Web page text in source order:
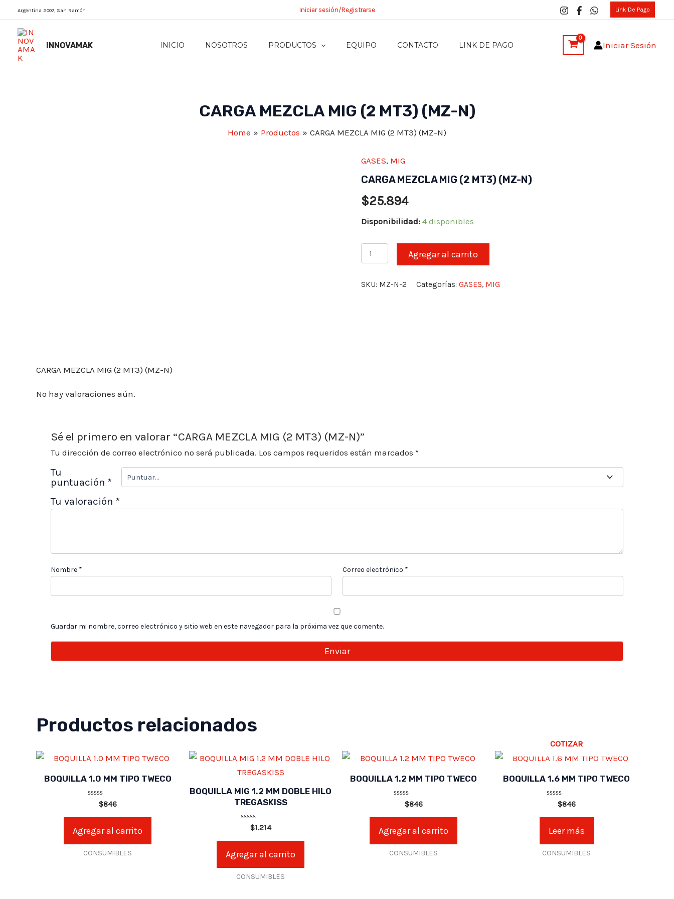
content
Argentina 2007, San Ramón Iniciar sesión/Registrarse Link De Pago
INNOVAMAK INICIO NOSOTROS PRODUCTOS EQUIPO CONTACTO LINK DE PAGO Iniciar Sesión
CARGA MEZCLA MIG (2 MT3) (MZ-N)
Home Productos CARGA MEZCLA MIG (2 MT3) (MZ-N)
GASES, MIG
CARGA MEZCLA MIG (2 MT3) (MZ-N)
$25.894
Disponibilidad: 4 disponibles
CARGA
MEZCLA
MT3)
Agregar al carrito
SKU: MZ-N-2 Categorías: GASES, MIG
CARGA MEZCLA MIG (2 MT3) (MZ-N)
No hay valoraciones aún.
Sé el primero en valorar “CARGA MEZCLA MIG (2 MT3) (MZ-N)”
Tu dirección de correo electrónico no será publicada. Los campos requeridos están marcados*
Tu
puntuación *
Tu valoración *
Nombre * Correo electrónico *
Guardar mi nombre, correo electrónico y sitio web en este navegador para la próxima vez que comente.
Productos relacionados
BOQUILLA 1.0 MM TIPO TWECO
Valorado
0
5
$846
Agregar al carrito
CONSUMIBLES
BOQUILLA MIG 1.2 MM DOBLE HILO
TREGASKISS
Valorado
0
5
$1.214
Agregar al carrito
CONSUMIBLES
BOQUILLA 1.2 MM TIPO TWECO
Valorado
0
5
$846
Agregar al carrito
CONSUMIBLES
COTIZAR
BOQUILLA 1.6 MM TIPO TWECO
Valorado
0
5
$846
Leer más
CONSUMIBLES